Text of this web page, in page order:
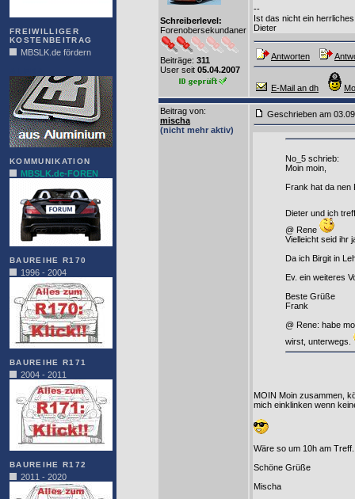
FREIWILLIGER
KOSTENBEITRAG
MBSLK.de fördern
KOMMUNIKATION
MBSLK.de-FOREN
BAUREIHE R170
1996 - 2004
BAUREIHE R171
2004 - 2011
BAUREIHE R172
2011 - 2020
Schreiberlevel:
Forenobersekundaner
Beiträge: 311
User seit 05.04.2007
--
Ist das nicht ein
Dieter
Antworten
E-Mail an dh
Beitrag von:
mischa
(nicht mehr aktiv)
Geschrieben am
No_5 schrieb:
Moin moin,
Frank hat da nen
Dieter und ich
@ Rene
Vielleicht seid ihr
Da ich Birgit in
Ev. ein weiteres
Beste Grüße
Frank
@ Rene: habe
wirst, unterwegs.
MOIN Moin zusammen,
mich einklinken wenn
Wäre so um 10h am Treff.
Schöne Grüße
Mischa